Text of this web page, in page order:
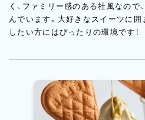
く、ファミリー感のある社風なので
んでいます。大好きなスイーツに囲
したい方にはぴったりの環境です！